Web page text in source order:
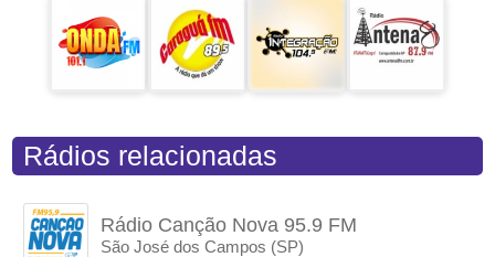
Rádios relacionadas
Rádio Canção Nova 95.9 FM
São José dos Campos (SP)